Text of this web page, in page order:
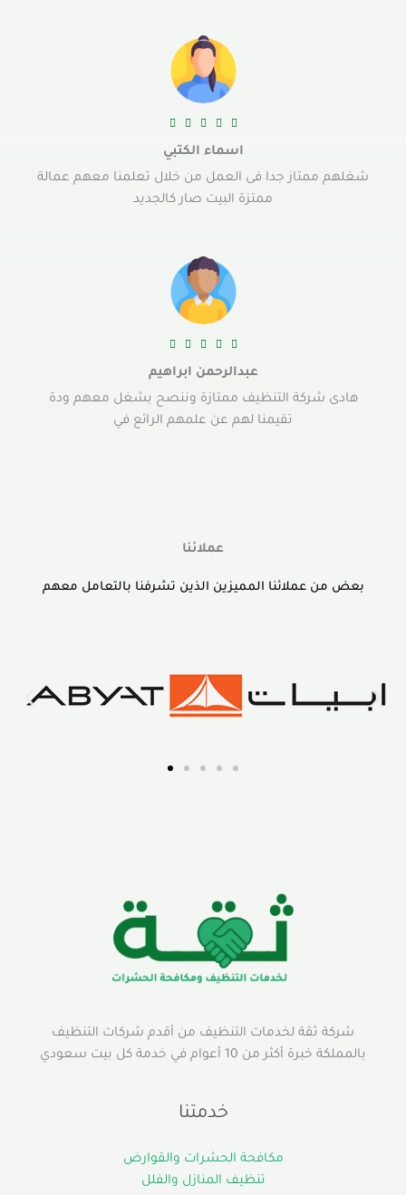





اسماء الكتبي
شغلهم ممتاز جدا فى العمل من خلال تعلمنا معهم عمالة
ممتزة البيت صار كالجديد





عبدالرحمن ابراهيم
هادى شركة التنظيف ممتازة وننصح بشغل معهم ودة
تقيمنا لهم عن علمهم الرائع في
عملائنا
بعض من عملائنا المميزين الذين تشرفنا بالتعامل معهم
شركة ثقة لخدمات التنظيف من أقدم شركات التنظيف
بالمملكة خبرة أكثر من 10 أعوام في خدمة كل بيت سعودي
خدمتنا
مكافحة الحشرات والقوارض
تنظيف المنازل والفلل